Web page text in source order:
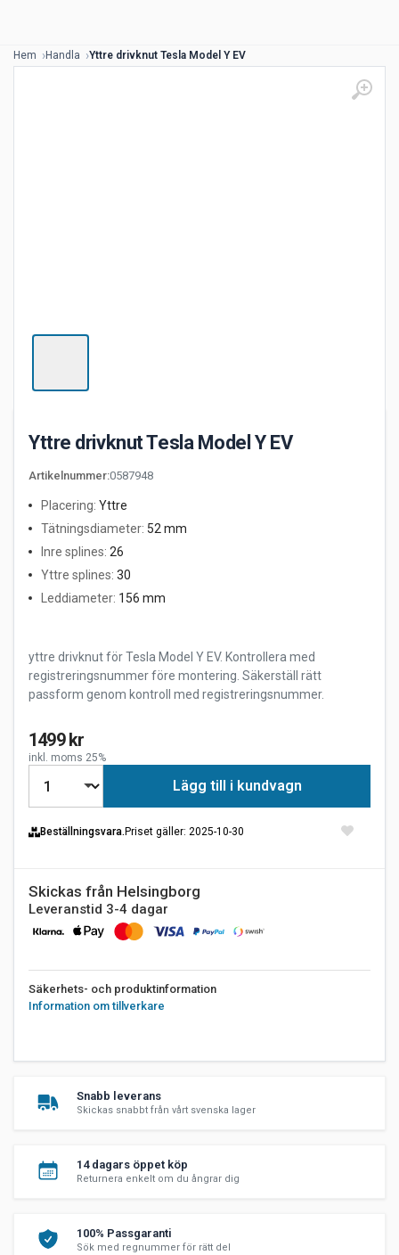
Hem Handla Yttre drivknut Tesla Model Y EV
Yttre drivknut Tesla Model Y EV
Artikelnummer:0587948
Placering: Yttre
Tätningsdiameter: 52 mm
Inre splines: 26
Yttre splines: 30
Leddiameter: 156 mm
yttre drivknut för Tesla Model Y EV. Kontrollera med
registreringsnummer före montering. Säkerställ rätt
passform genom kontroll med registreringsnummer.
1499 kr
inkl. moms 25%
Lägg till i kundvagn
Beställningsvara. Priset gäller: 2025-10-30
Skickas från Helsingborg
Leveranstid 3-4 dagar
Säkerhets- och produktinformation
Information om tillverkare
Snabb leverans
Skickas snabbt från vårt svenska lager
14 dagars öppet köp
Returnera enkelt om du ångrar dig
100% Passgaranti
Sök med regnummer för rätt del